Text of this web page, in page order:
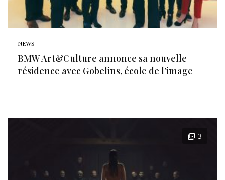
NEWS
BMW Art&Culture annonce sa nouvelle
résidence avec Gobelins, école de l’image
3